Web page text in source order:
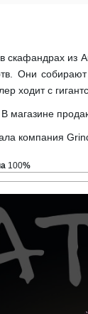
скафандрах из
Они
ходит с
магазине
компания
100%